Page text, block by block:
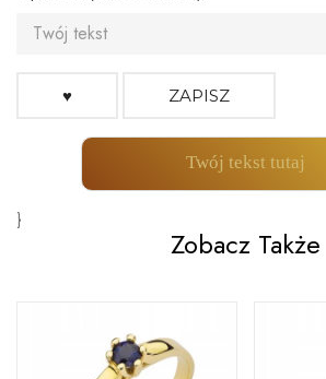
♥ ZAPISZ
Twój tekst tutaj
}
Zobacz Także